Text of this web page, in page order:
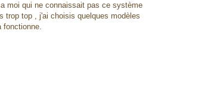
moi qui ne connaissait pas ce système
trop top , j'ai choisis quelques modèles
fonctionne.